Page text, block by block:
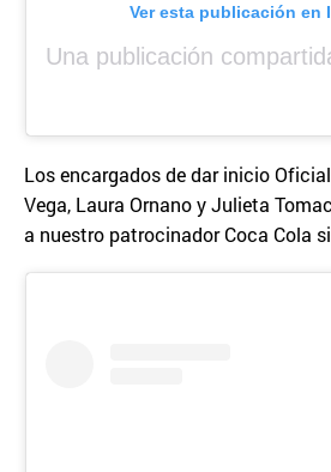
Ver esta publicación en
Los encargados de dar inicio
Vega, Laura Ornano y Julieta
a nuestro patrocinador Coca Cola